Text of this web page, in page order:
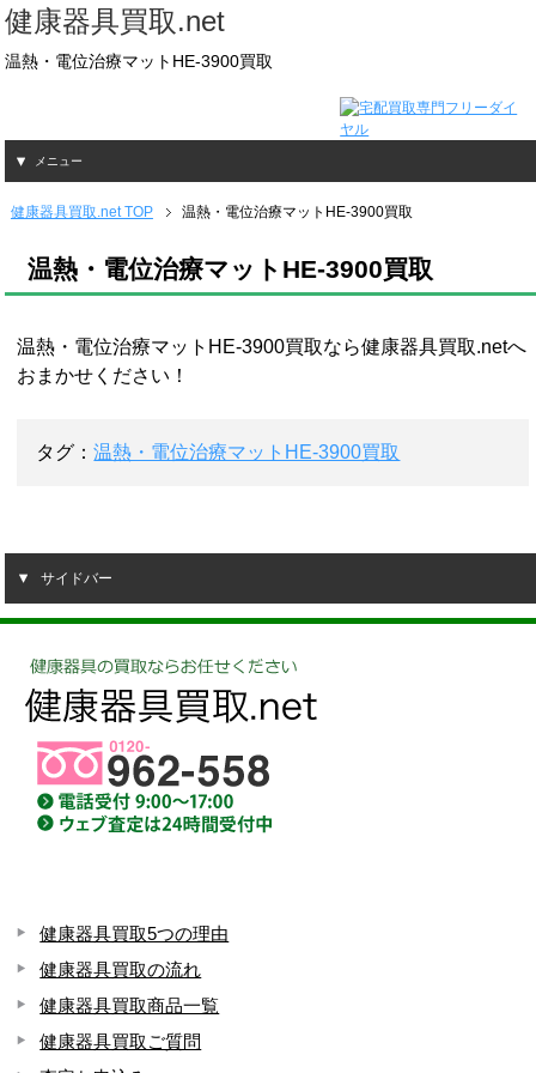
健康器具買取.net
温熱・電位治療マットHE-3900買取
メニュー
健康器具買取.net TOP 温熱・電位治療マットHE-3900買取
温熱・電位治療マットHE-3900買取
温熱・電位治療マットHE-3900買取なら健康器具買取.netへ
おまかせください！
タグ：温熱・電位治療マットHE-3900買取
サイドバー
健康器具買取5つの理由
健康器具買取の流れ
健康器具買取商品一覧
健康器具買取ご質問